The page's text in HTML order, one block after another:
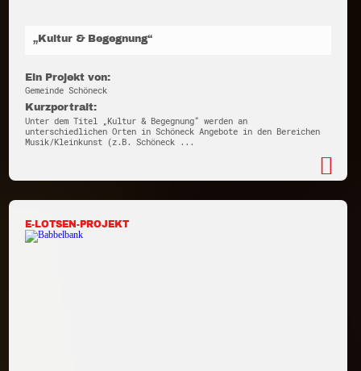
„Kultur & Begegnung“
Ein Projekt von:
Gemeinde Schöneck
Kurzportrait:
Unter dem Titel „Kultur & Begegnung“ werden an
unterschiedlichen Orten in Schöneck Angebote in den Bereichen
Musik/Kleinkunst (z.B. Schöneck ...
E-LOTSEN-PROJEKT